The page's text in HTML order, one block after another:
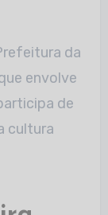
da
envolve
de
cultura